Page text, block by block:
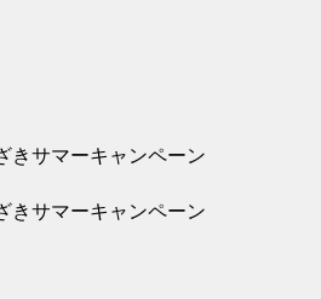
きサマーキャンペーン
きサマーキャンペーン